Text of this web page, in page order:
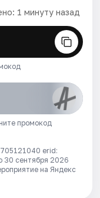
1 минуту назад
промокод
erid:
30 сентября 2026
на Яндекс